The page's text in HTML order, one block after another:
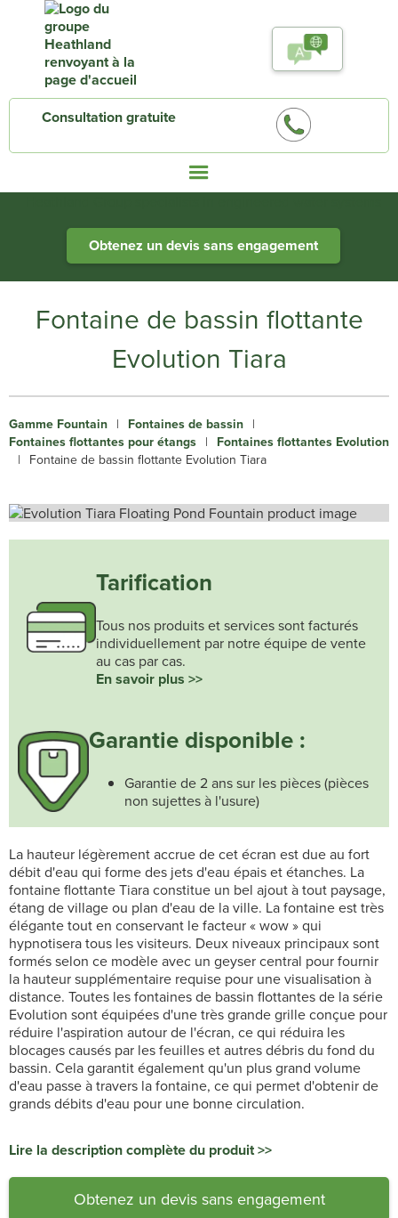
Consultation gratuite
Obtenez un devis sans engagement
Fontaine de bassin flottante
Evolution Tiara
Gamme Fountain | Fontaines de bassin |
Fontaines flottantes pour étangs | Fontaines flottantes Evolution
| Fontaine de bassin flottante Evolution Tiara
Tarification
Tous nos produits et services sont facturés
individuellement par notre équipe de vente
au cas par cas.
En savoir plus >>
Garantie disponible :
Garantie de 2 ans sur les pièces (pièces
non sujettes à l'usure)
La hauteur légèrement accrue de cet écran est due au fort
débit d'eau qui forme des jets d'eau épais et étanches. La
fontaine flottante Tiara constitue un bel ajout à tout paysage,
étang de village ou plan d'eau de la ville. La fontaine est très
élégante tout en conservant le facteur « wow » qui
hypnotisera tous les visiteurs. Deux niveaux principaux sont
formés selon ce modèle avec un geyser central pour fournir
la hauteur supplémentaire requise pour une visualisation à
distance. Toutes les fontaines de bassin flottantes de la série
Evolution sont équipées d'une très grande grille conçue pour
réduire l'aspiration autour de l'écran, ce qui réduira les
blocages causés par les feuilles et autres débris du fond du
bassin. Cela garantit également qu'un plus grand volume
d'eau passe à travers la fontaine, ce qui permet d'obtenir de
grands débits d'eau pour une bonne circulation.
Lire la description complète du produit >>
Obtenez un devis sans engagement